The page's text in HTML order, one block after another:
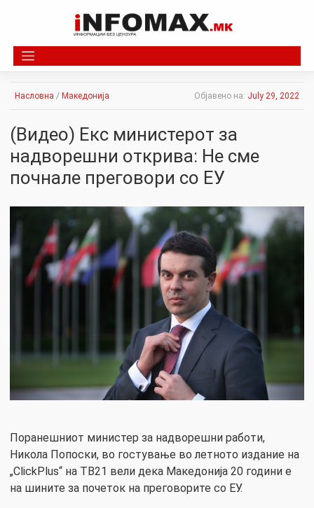
Насловна / Македонија Објавено на: July 29, 2022
(Видео) Екс министерот за
надворешни открива: Не сме
почнале преговори со ЕУ
Поранешниот министер за надворешни работи,
Никола Попоски, во гостување во летното издание на
„ClickPlus“ на ТВ21 вели дека Македонија 20 години е
на шините за почеток на преговорите со ЕУ.